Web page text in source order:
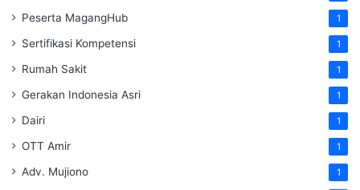
Peserta MagangHub 1
Sertifikasi Kompetensi 1
Rumah Sakit 1
Gerakan Indonesia Asri 1
Dairi 1
OTT Amir 1
Adv. Mujiono 1